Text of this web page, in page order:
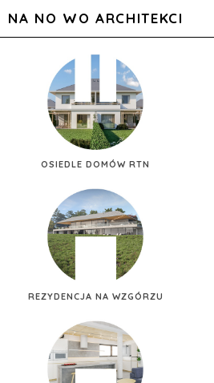
NA NO WO ARCHITEKCI
OSIEDLE DOMÓW RTN
REZYDENCJA NA WZGÓRZU